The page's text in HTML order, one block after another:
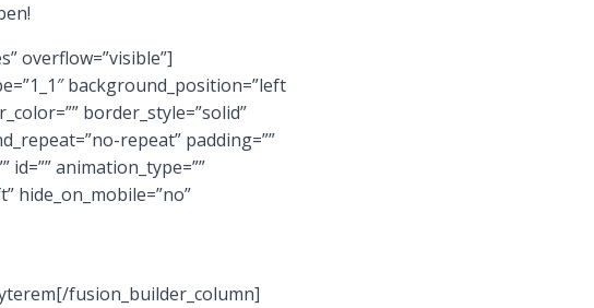
overflow=”visible”]
background_position=”left
border_style=”solid”
repeat” padding=””
id=”” animation_type=””
hide_on_mobile=”no”
fusion_builder_column]